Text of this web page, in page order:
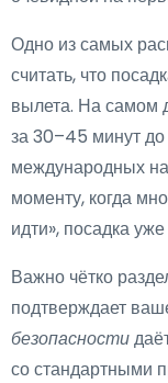
Одно из самых
считать, что
вылета. На самом
за 30–45 минут
международных
моменту, когда
идти», посадка
Важно чётко
подтверждает
безопасности
со стандартными